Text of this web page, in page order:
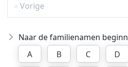
Vorige
Naar de familienamen
A
B C D